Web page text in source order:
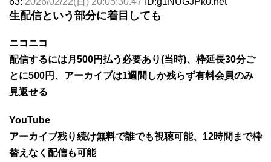
生配信という部分に着目しても
ニコニコ
配信するには月500円払う必要あり(当時)、枠延長30分ご
とに500円、アーカイブは1週間しか残らず有料会員のみ
見返せる
YouTube
アーカイブ残り続け無料で誰でも視聴可能、12時間まで枠
替えなく配信も可能